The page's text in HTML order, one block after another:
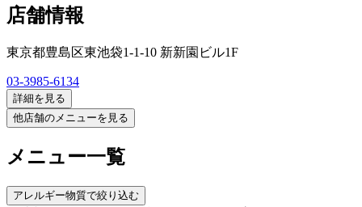
店舗情報
東京都豊島区東池袋1-1-10 新新園ビル1F
03-3985-6134
詳細を見る
他店舗のメニューを見る
メニュー一覧
アレルギー物質で絞り込む